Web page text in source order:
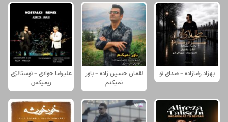
بهزاد رضازاده - صدای تو
لقمان حسین زاده - باور
نمیکنم
علیرضا جوادی - نوستالژی
ریمیکس